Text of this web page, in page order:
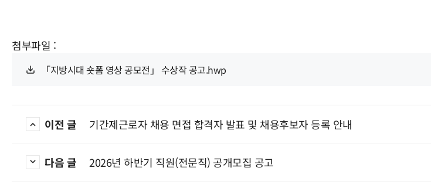
첨부파일 :
「지방시대 숏폼 영상 공모전」 수상작 공고.hwp
이전 글 기간제근로자 채용 면접 합격자 발표 및 채용후보자 등록 안내
다음 글 2026년 하반기 직원(전문직) 공개모집 공고